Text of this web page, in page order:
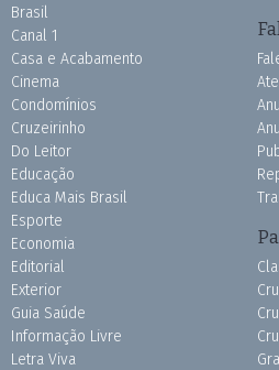
Brasil
Canal 1
Casa e Acabamento
Cinema
Condomínios
Cruzeirinho
Do Leitor
Educação
Educa Mais Brasil
Esporte
Economia
Editorial
Exterior
Guia Saúde
Informação Livre
Letra Viva